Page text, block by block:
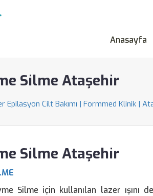
Anasayfa
Silme Ataşehir
Epilasyon Cilt Bakımı | Formmed Klinik |
Silme Ataşehir
Silme için kullanılan lazer ışını